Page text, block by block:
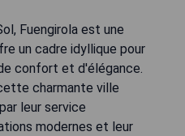
Fuengirola est une
un cadre idyllique pour
confort et d'élégance.
charmante ville
leur service
modernes et leur